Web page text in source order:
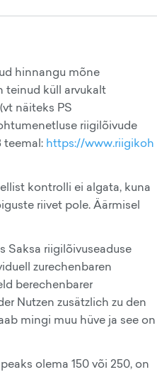
hinnangu mõne
teinud küll arvukalt
näiteks PS
riigilõivude
teemal: https://www.riigikoh
kontrolli ei algata, kuna
riivet pole. Äärmisel
Saksa riigilõivuseaduse
zurechenbaren
berechenbarer
Nutzen zusätzlich zu den
mingi muu hüve ja see on
olema 150 või 250, on